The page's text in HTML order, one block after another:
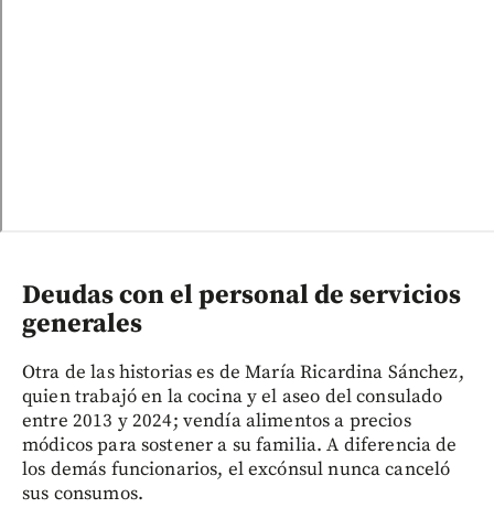
Deudas con el personal de servicios
generales
Otra de las historias es de María Ricardina Sánchez,
quien trabajó en la cocina y el aseo del consulado
entre 2013 y 2024; vendía alimentos a precios
módicos para sostener a su familia. A diferencia de
los demás funcionarios, el excónsul nunca canceló
sus consumos.